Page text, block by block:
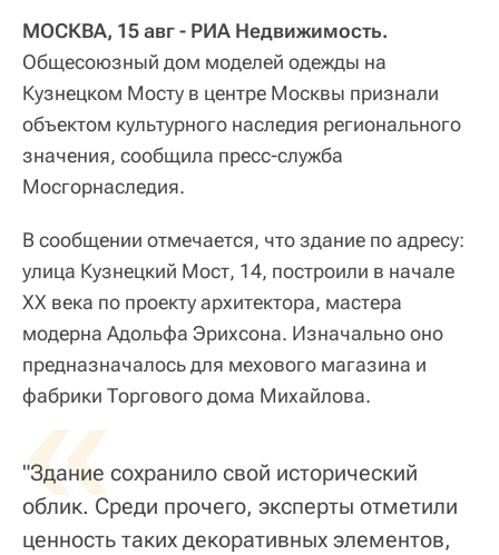
МОСКВА, 15 авг - РИА Недвижимость.
Общесоюзный дом моделей одежды на
Кузнецком Мосту в центре Москвы признали
объектом культурного наследия регионального
значения, сообщила пресс-служба
Мосгорнаследия.
В сообщении отмечается, что здание по адресу:
улица Кузнецкий Мост, 14, построили в начале
XX века по проекту архитектора, мастера
модерна Адольфа Эрихсона. Изначально оно
предназначалось для мехового магазина и
фабрики Торгового дома Михайлова.
«
"Здание сохранило свой исторический
облик. Среди прочего, эксперты отметили
ценность таких декоративных элементов,